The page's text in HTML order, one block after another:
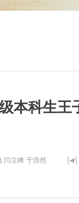
本科生王
闫立峰 于浩然